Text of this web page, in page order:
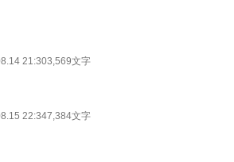
21:303,569文字
22:347,384文字